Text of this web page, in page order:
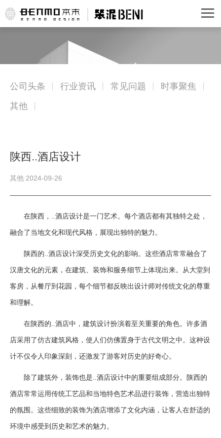
公司头条 行业资讯 常见问题
时事聚焦
其他
陕西..酒店设计
其他 2024-09-26
在陕西，..酒店设计是一门艺术。每个酒店都有其独特之处，
融合了当地文化和现代风格，展现出独特的魅力。
陕西的..酒店设计深受历史文化的影响。这些酒店常常融合了
汉唐文化的元素，在建筑、装饰和服务细节上体现出来。从大堂到
客房，从餐厅到花园，每个细节都反映出设计师对传统文化的尊重
和理解。
在陕西的..酒店中，建筑设计扮演着至关重要的角色。许多酒
店采用了仿古建筑风格，使人们仿佛置身于古代文明之中。这种设
计不仅令人印象深刻，还激发了游客对历史的好奇心。
除了建筑外，装饰也是..酒店设计中的重要组成部分。陕西的
酒店常常运用传统工艺品和当地特色艺术品进行装饰，营造出独特
的氛围。这些细致的装饰为酒店增添了文化内涵，让客人在舒适的
环境中感受到历史和艺术的魅力。